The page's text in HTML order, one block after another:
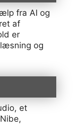
fra AI og
af
er
og
et